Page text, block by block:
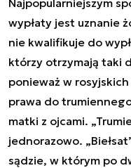
wypłaty jest uznanie
nie kwalifikuje do
którzy otrzymają taki
ponieważ w
prawa do
matki z ojcami.
jednorazowo.
sądzie, w którym po